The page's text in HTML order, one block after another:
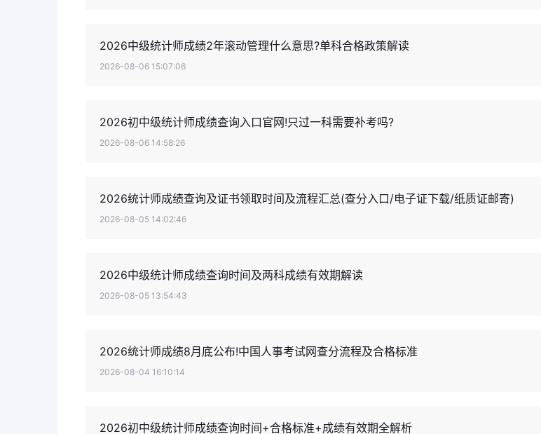
2026中级统计师成绩2年滚动管理什么意思?单科合格政策解读
2026-08-06 15:07:06
2026初中级统计师成绩查询入口官网!只过一科需要补考吗?
2026-08-06 14:58:26
2026统计师成绩查询及证书领取时间及流程汇总(查分入口/电子证下载/纸质证邮寄)
2026-08-05 14:02:46
2026中级统计师成绩查询时间及两科成绩有效期解读
2026-08-05 13:54:43
2026统计师成绩8月底公布!中国人事考试网查分流程及合格标准
2026-08-04 16:10:14
2026初中级统计师成绩查询时间+合格标准+成绩有效期全解析